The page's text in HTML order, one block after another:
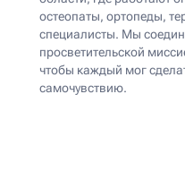
остеопаты, ортопеды,
специалисты. Мы
просветительской
чтобы каждый мог
самочувствию.